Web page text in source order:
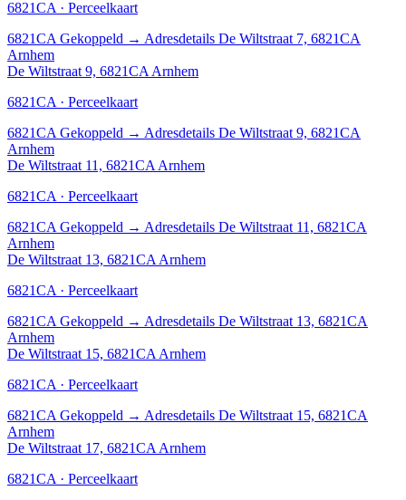
6821CA · Perceelkaart
6821CA Gekoppeld → Adresdetails De Wiltstraat 7, 6821CA
Arnhem
De Wiltstraat 9, 6821CA Arnhem
6821CA · Perceelkaart
6821CA Gekoppeld → Adresdetails De Wiltstraat 9, 6821CA
Arnhem
De Wiltstraat 11, 6821CA Arnhem
6821CA · Perceelkaart
6821CA Gekoppeld → Adresdetails De Wiltstraat 11, 6821CA
Arnhem
De Wiltstraat 13, 6821CA Arnhem
6821CA · Perceelkaart
6821CA Gekoppeld → Adresdetails De Wiltstraat 13, 6821CA
Arnhem
De Wiltstraat 15, 6821CA Arnhem
6821CA · Perceelkaart
6821CA Gekoppeld → Adresdetails De Wiltstraat 15, 6821CA
Arnhem
De Wiltstraat 17, 6821CA Arnhem
6821CA · Perceelkaart